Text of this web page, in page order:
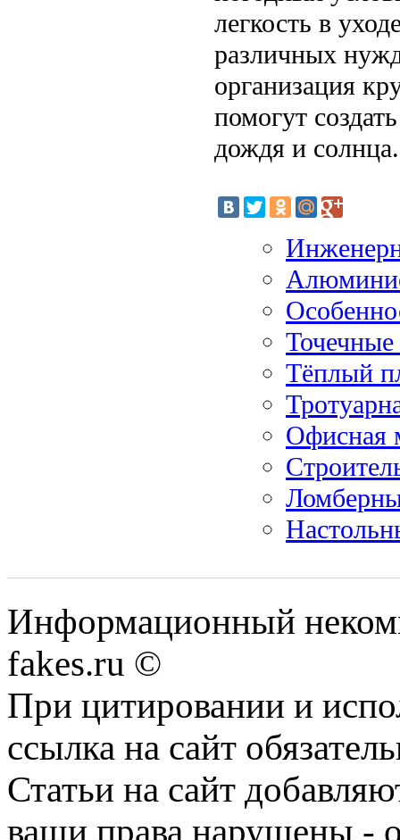
легкость в
различных
организация
помогут
дождя и солнца.
Точечные
Тёплый
Офисная
Информационный
fakes.ru ©
При цитировании и
ссылка на сайт
Статьи на сайт
ваши права нарушены -